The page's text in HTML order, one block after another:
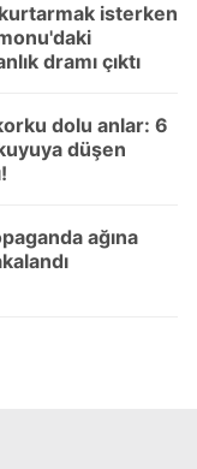
kurtarmak isterken
dramı çıktı
dolu anlar: 6
düşen
ağına